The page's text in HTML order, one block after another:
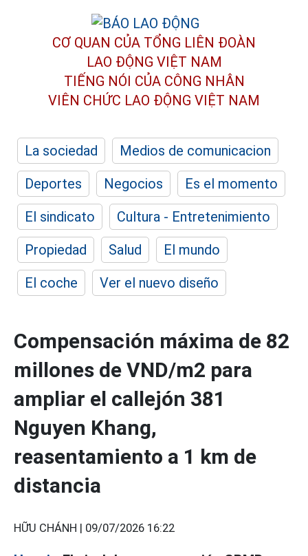
CƠ QUAN CỦA TỔNG LIÊN ĐOÀN
LAO ĐỘNG VIỆT NAM
TIẾNG NÓI CỦA CÔNG NHÂN
VIÊN CHỨC LAO ĐỘNG VIỆT NAM
La sociedad
Medios de comunicacion
Deportes
Negocios
Es el momento
El sindicato
Cultura - Entretenimiento
Propiedad
Salud
El mundo
El coche
Ver el nuevo diseño
Compensación máxima de 82
millones de VND/m2 para
ampliar el callejón 381
Nguyen Khang,
reasentamiento a 1 km de
distancia
HỮU CHÁNH | 09/07/2026 16:22